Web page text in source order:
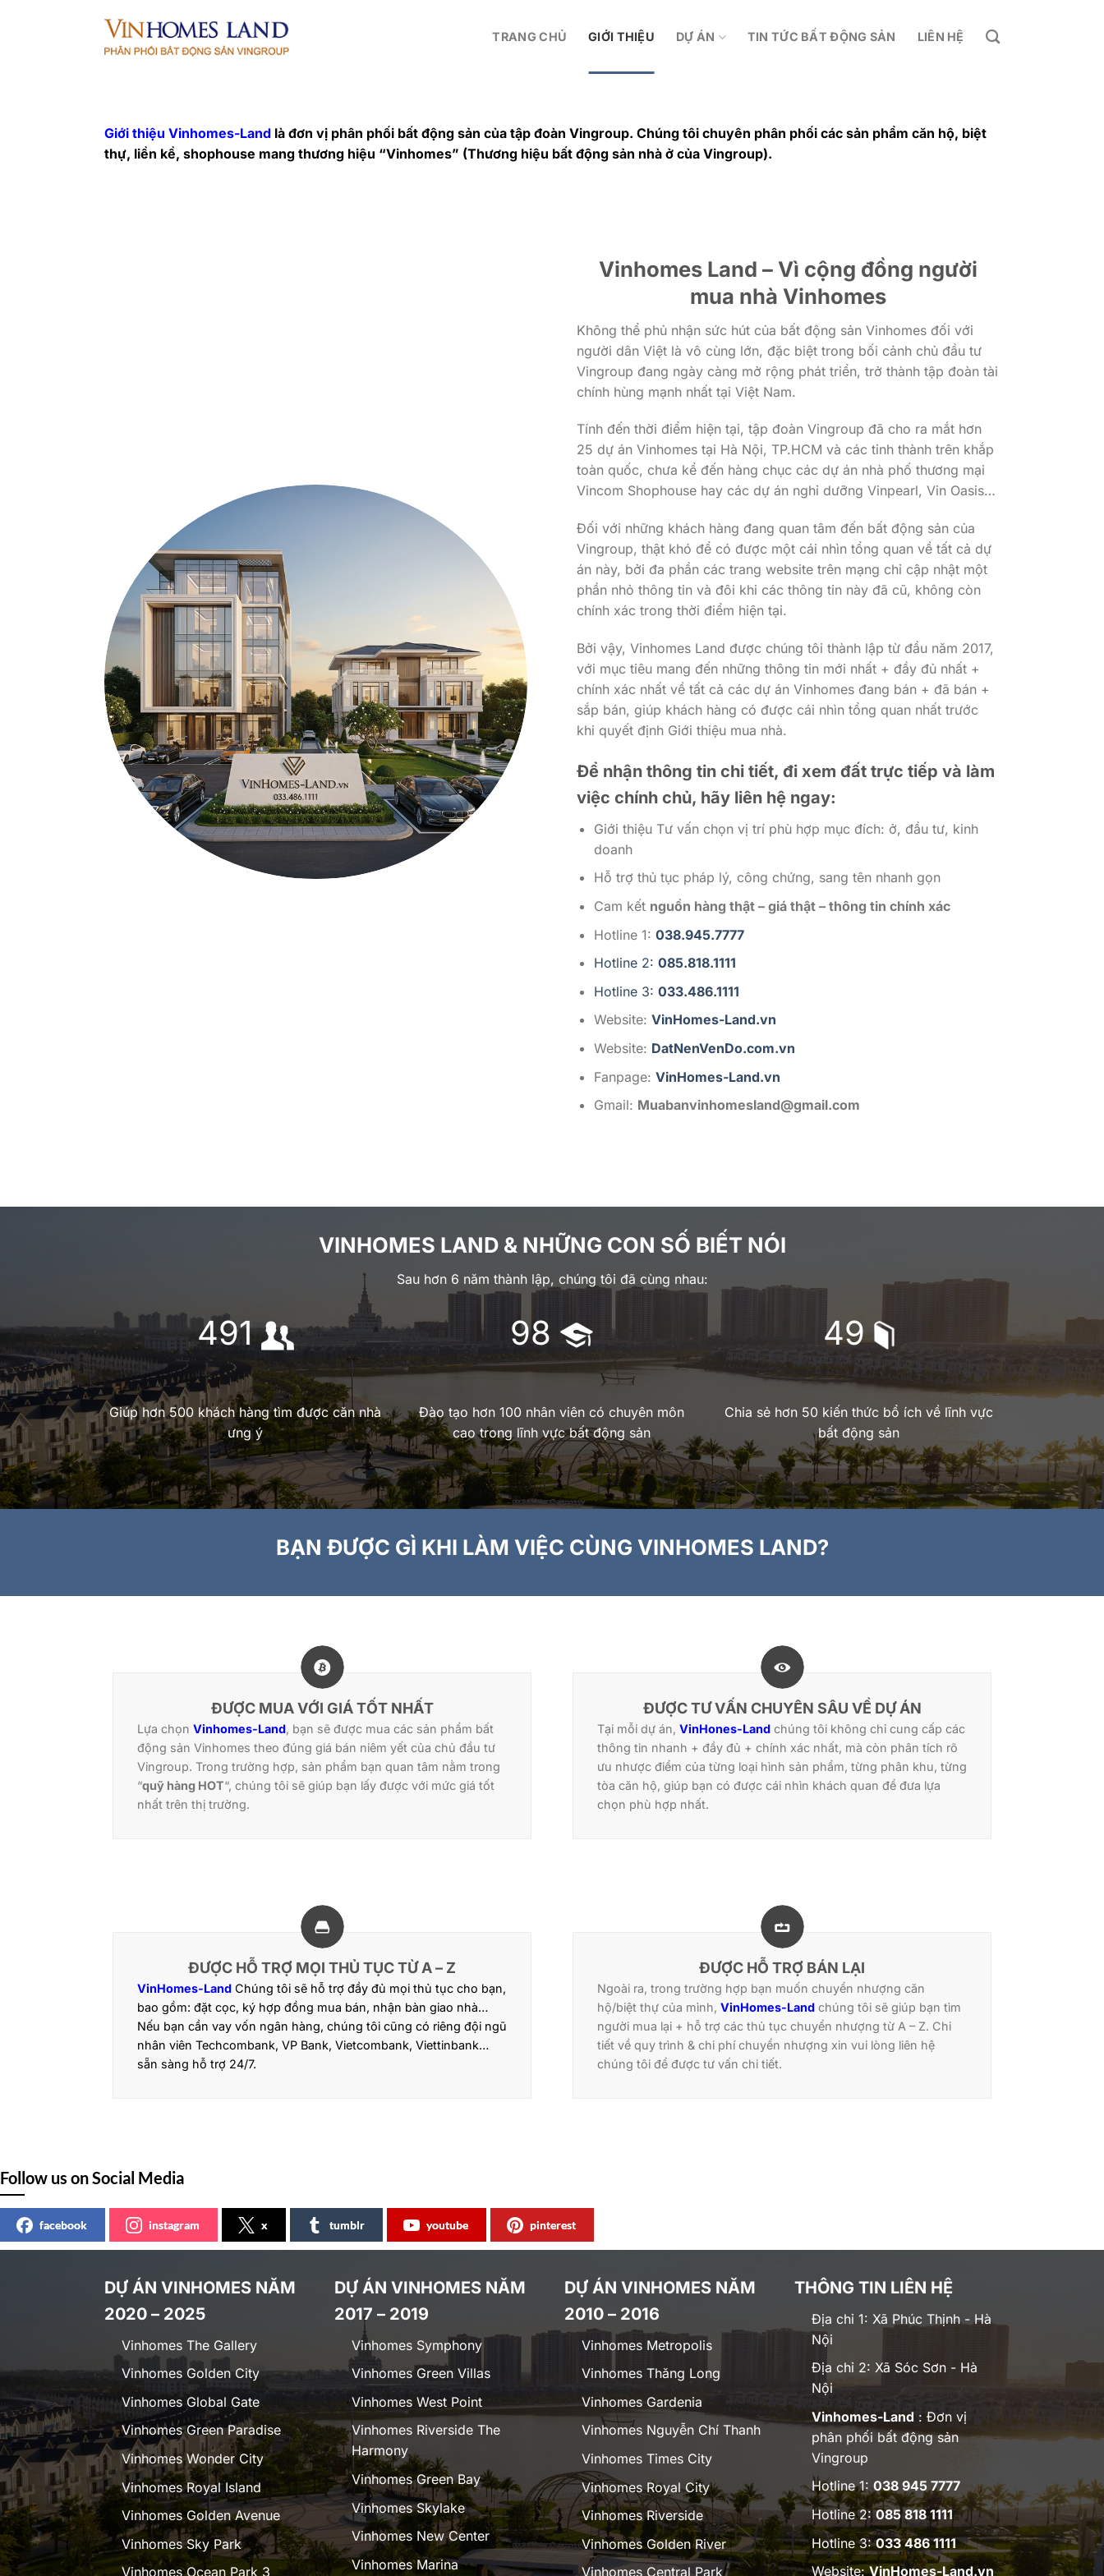
TRANG CHỦ GIỚI THIỆU DỰ ÁN TIN TỨC BẤT ĐỘNG SẢN LIÊN HỆ
Giới thiệu Vinhomes-Land là đơn vị phân phối bất động sản của tập đoàn Vingroup. Chúng tôi chuyên phân phối các sản phẩm căn hộ, biệt
thự, liền kề, shophouse mang thương hiệu “Vinhomes” (Thương hiệu bất động sản nhà ở của Vingroup).
Vinhomes Land – Vì cộng đồng người
mua nhà Vinhomes
Không thể phủ nhận sức hút của bất động sản Vinhomes đối với
người dân Việt là vô cùng lớn, đặc biệt trong bối cảnh chủ đầu tư
Vingroup đang ngày càng mở rộng phát triển, trở thành tập đoàn tài
chính hùng mạnh nhất tại Việt Nam.
Tính đến thời điểm hiện tại, tập đoàn Vingroup đã cho ra mắt hơn
25 dự án Vinhomes tại Hà Nội, TP.HCM và các tỉnh thành trên khắp
toàn quốc, chưa kể đến hàng chục các dự án nhà phố thương mại
Vincom Shophouse hay các dự án nghỉ dưỡng Vinpearl, Vin Oasis…
Đối với những khách hàng đang quan tâm đến bất động sản của
Vingroup, thật khó để có được một cái nhìn tổng quan về tất cả dự
án này, bởi đa phần các trang website trên mạng chỉ cập nhật một
phần nhỏ thông tin và đôi khi các thông tin này đã cũ, không còn
chính xác trong thời điểm hiện tại.
Bởi vậy, Vinhomes Land được chúng tôi thành lập từ đầu năm 2017,
với mục tiêu mang đến những thông tin mới nhất + đầy đủ nhất +
chính xác nhất về tất cả các dự án Vinhomes đang bán + đã bán +
sắp bán, giúp khách hàng có được cái nhìn tổng quan nhất trước
khi quyết định Giới thiệu mua nhà.
Để nhận thông tin chi tiết, đi xem đất trực tiếp và làm
việc chính chủ, hãy liên hệ ngay:
Giới thiệu Tư vấn chọn vị trí phù hợp mục đích: ở, đầu tư, kinh
doanh
Hỗ trợ thủ tục pháp lý, công chứng, sang tên nhanh gọn
Cam kết nguồn hàng thật – giá thật – thông tin chính xác
Hotline 1: 038.945.7777
Hotline 2: 085.818.1111
Hotline 3: 033.486.1111
Website: VinHomes-Land.vn
Website: DatNenVenDo.com.vn
Fanpage: VinHomes-Land.vn
Gmail: Muabanvinhomesland@gmail.com
VINHOMES LAND & NHỮNG CON SỐ BIẾT NÓI
Sau hơn 6 năm thành lập, chúng tôi đã cùng nhau:
500
Giúp hơn 500 khách hàng tìm được căn nhà
ưng ý
100
Đào tạo hơn 100 nhân viên có chuyên môn
cao trong lĩnh vực bất động sản
50
Chia sẻ hơn 50 kiến thức bổ ích về lĩnh vực
bất động sản
BẠN ĐƯỢC GÌ KHI LÀM VIỆC CÙNG VINHOMES LAND?
ĐƯỢC MUA VỚI GIÁ TỐT NHẤT
Lựa chọn Vinhomes-Land, bạn sẽ được mua các sản phẩm bất
động sản Vinhomes theo đúng giá bán niêm yết của chủ đầu tư
Vingroup. Trong trường hợp, sản phẩm bạn quan tâm nằm trong
“quỹ hàng HOT“, chúng tôi sẽ giúp bạn lấy được với mức giá tốt
nhất trên thị trường.
ĐƯỢC TƯ VẤN CHUYÊN SÂU VỀ DỰ ÁN
Tại mỗi dự án, VinHones-Land chúng tôi không chỉ cung cấp các
thông tin nhanh + đầy đủ + chính xác nhất, mà còn phân tích rõ
ưu nhược điểm của từng loại hình sản phẩm, từng phân khu, từng
tòa căn hộ, giúp bạn có được cái nhìn khách quan để đưa lựa
chọn phù hợp nhất.
ĐƯỢC HỖ TRỢ MỌI THỦ TỤC TỪ A – Z
VinHomes-Land Chúng tôi sẽ hỗ trợ đầy đủ mọi thủ tục cho bạn,
bao gồm: đặt cọc, ký hợp đồng mua bán, nhận bàn giao nhà…
Nếu bạn cần vay vốn ngân hàng, chúng tôi cũng có riêng đội ngũ
nhân viên Techcombank, VP Bank, Vietcombank, Viettinbank…
sẵn sàng hỗ trợ 24/7.
ĐƯỢC HỖ TRỢ BÁN LẠI
Ngoài ra, trong trường hợp bạn muốn chuyển nhượng căn
hộ/biệt thự của mình, VinHomes-Land chúng tôi sẽ giúp bạn tìm
người mua lại + hỗ trợ các thủ tục chuyển nhượng từ A – Z. Chi
tiết về quy trình & chi phí chuyển nhượng xin vui lòng liên hệ
chúng tôi để được tư vấn chi tiết.
Follow us on Social Media
facebook instagram x tumblr youtube pinterest
DỰ ÁN VINHOMES NĂM
2020 – 2025
Vinhomes The Gallery
Vinhomes Golden City
Vinhomes Global Gate
Vinhomes Green Paradise
Vinhomes Wonder City
Vinhomes Royal Island
Vinhomes Golden Avenue
Vinhomes Sky Park
Vinhomes Ocean Park 3
DỰ ÁN VINHOMES NĂM
2017 – 2019
Vinhomes Symphony
Vinhomes Green Villas
Vinhomes West Point
Vinhomes Riverside The
Harmony
Vinhomes Green Bay
Vinhomes Skylake
Vinhomes New Center
Vinhomes Marina
DỰ ÁN VINHOMES NĂM
2010 – 2016
Vinhomes Metropolis
Vinhomes Thăng Long
Vinhomes Gardenia
Vinhomes Nguyễn Chí Thanh
Vinhomes Times City
Vinhomes Royal City
Vinhomes Riverside
Vinhomes Golden River
Vinhomes Central Park
THÔNG TIN LIÊN HỆ
Địa chỉ 1: Xã Phúc Thịnh - Hà
Nội
Địa chỉ 2: Xã Sóc Sơn - Hà
Nội
Vinhomes-Land: Đơn vị
phân phối bất động sản
Vingroup
Hotline 1:038 945 7777
Hotline 2:085 818 1111
Hotline 3:033 486 1111
Website:VinHomes-Land.vn